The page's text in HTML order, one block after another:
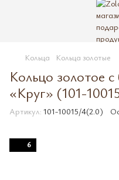
Кольца Кольца золотые
Кольцо золотое
«Круг» (101-
Артикул: 101-10015/4(2.0)
6